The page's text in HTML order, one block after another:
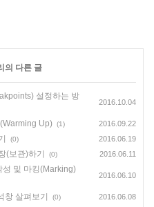
의 다른 글
설정하는 방
2016.10.04
Up) (1) 2016.09.22
(0) 2016.06.19
(보관)하기 (0) 2016.06.11
성 및 마킹(Marking)
2016.06.10
살펴보기 (0) 2016.06.08